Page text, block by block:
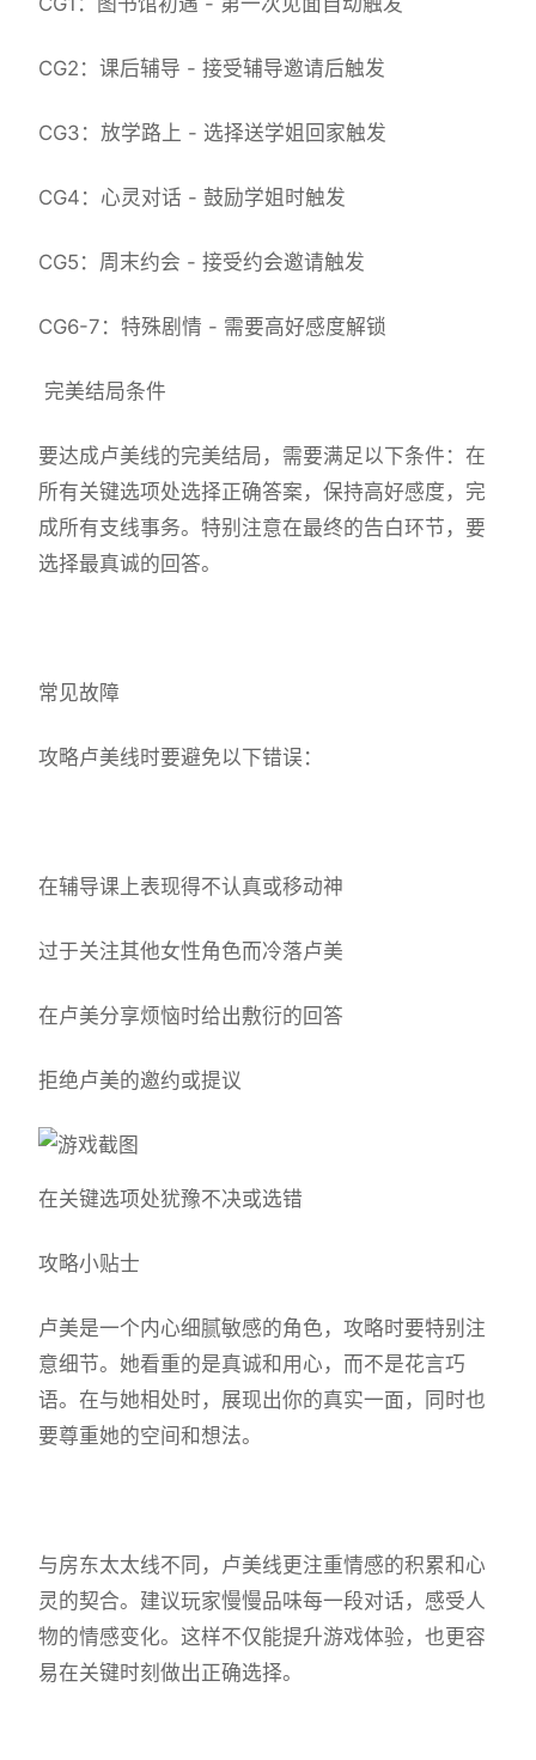
CG2：课后辅导 - 接受辅导邀请后触发
CG3：放学路上 - 选择送学姐回家触发
CG4：心灵对话 - 鼓励学姐时触发
CG5：周末约会 - 接受约会邀请触发
CG6-7：特殊剧情 - 需要高好感度解锁
完美结局条件
要达成卢美线的完美结局，需要满足以下条件：在
所有关键选项处选择正确答案，保持高好感度，完
成所有支线事务。特别注意在最终的告白环节，要
选择最真诚的回答。
常见故障
攻略卢美线时要避免以下错误：
在辅导课上表现得不认真或移动神
过于关注其他女性角色而冷落卢美
在卢美分享烦恼时给出敷衍的回答
拒绝卢美的邀约或提议
在关键选项处犹豫不决或选错
攻略小贴士
卢美是一个内心细腻敏感的角色，攻略时要特别注
意细节。她看重的是真诚和用心，而不是花言巧
语。在与她相处时，展现出你的真实一面，同时也
要尊重她的空间和想法。
与房东太太线不同，卢美线更注重情感的积累和心
灵的契合。建议玩家慢慢品味每一段对话，感受人
物的情感变化。这样不仅能提升游戏体验，也更容
易在关键时刻做出正确选择。